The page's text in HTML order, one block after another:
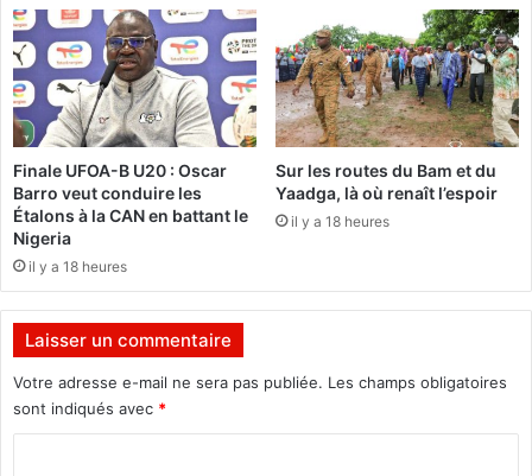
f
f
r
e
3
2
t
o
n
e
d
c
a
4
2
,
2
4
a
u
j
3
d
u
L
Finale UFOA-B U20 : Oscar
Barro veut conduire les
Étalons à la CAN en battant le
Nigeria
il y a 18 heures
Sur les routes du Bam et du
Yaadga, là où renaît l’espoir
il y a 18 heures
Laisser un commentaire
Votre adresse e-mail ne sera pas publiée. Les champs obligatoires
sont indiqués avec *